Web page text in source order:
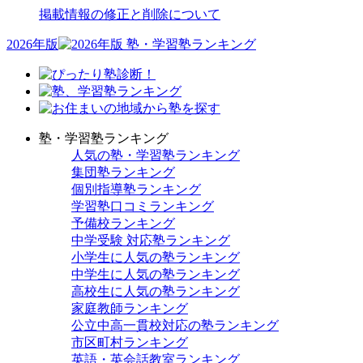
掲載情報の修正と削除について
2026年版
塾・学習塾ランキング
人気の塾・学習塾ランキング
集団塾ランキング
個別指導塾ランキング
学習塾口コミランキング
予備校ランキング
中学受験 対応塾ランキング
小学生に人気の塾ランキング
中学生に人気の塾ランキング
高校生に人気の塾ランキング
家庭教師ランキング
公立中高一貫校対応の塾ランキング
市区町村ランキング
英語・英会話教室ランキング